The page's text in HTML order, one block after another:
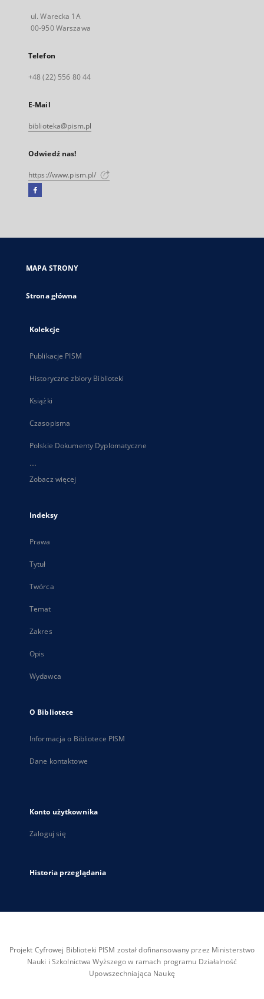
ul. Warecka 1A
00-950 Warszawa
Telefon
+48 (22) 556 80 44
E-Mail
biblioteka@pism.pl
Odwiedź nas!
https://www.pism.pl/
Facebook
się
karcie
MAPA STRONY
Strona główna
Kolekcje
Publikacje PISM
Historyczne zbiory Biblioteki
Książki
Czasopisma
Polskie Dokumenty Dyplomatyczne
...
Zobacz więcej
Indeksy
Prawa
Tytuł
Twórca
Temat
Zakres
Opis
Wydawca
O Bibliotece
Informacja o Bibliotece PISM
Dane kontaktowe
Konto użytkownika
Zaloguj się
Historia przeglądania
Projekt Cyfrowej Biblioteki PISM został dofinansowany przez Ministerstwo
Nauki i Szkolnictwa Wyższego w ramach programu Działalność
Upowszechniająca Naukę